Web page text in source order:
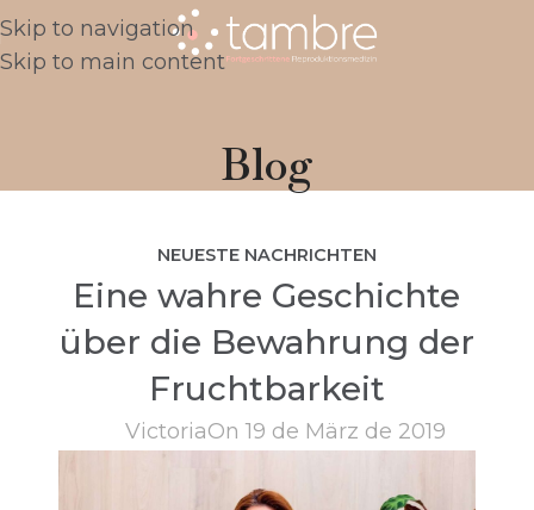
Skip to navigation
Skip to main content
Blog
NEUESTE NACHRICHTEN
Eine wahre Geschichte
über die Bewahrung der
Fruchtbarkeit
VictoriaOn 19 de März de 2019